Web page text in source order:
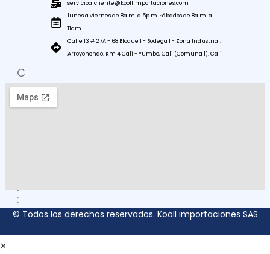
servicioalcliente@koollimportaciones.com
lunes a viernes de 8a.m. a 5p.m. Sábados de 8a.m. a
11am.
Calle 13 # 27A - 68 Bloque 1 - Bodega 1 - Zona Industrial.
Arroyohondo. Km 4 Cali - Yumbo, Cali (Comuna 1). Cali
C
O
M
O
R
:
© Todos los derechos reservados. Kooll importaciones SAS
×